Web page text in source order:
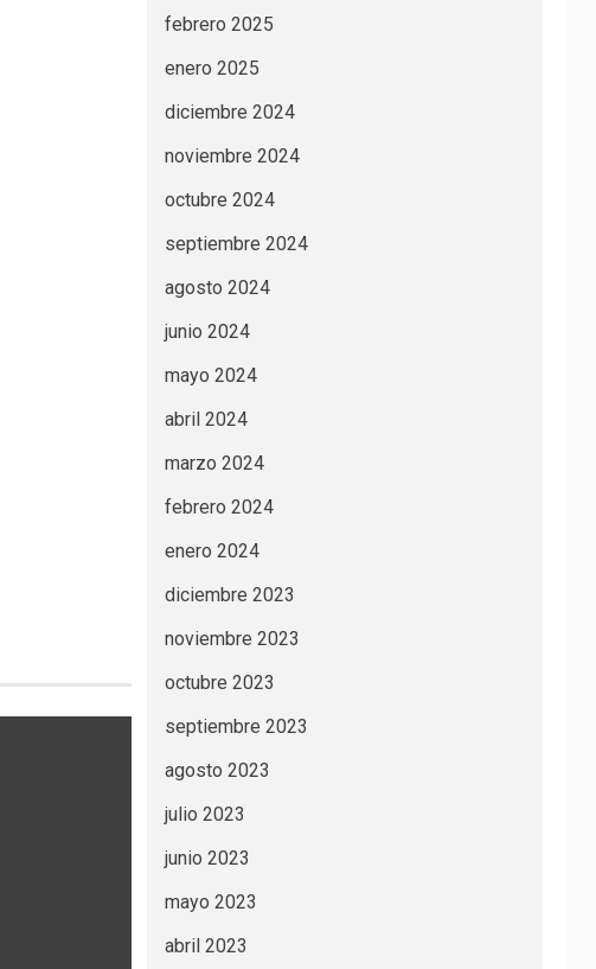
febrero 2025
enero 2025
diciembre 2024
noviembre 2024
octubre 2024
septiembre 2024
agosto 2024
junio 2024
mayo 2024
abril 2024
marzo 2024
febrero 2024
enero 2024
diciembre 2023
noviembre 2023
octubre 2023
septiembre 2023
agosto 2023
julio 2023
junio 2023
mayo 2023
abril 2023